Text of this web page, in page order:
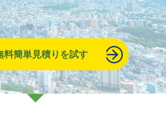
料簡単見積りを試す